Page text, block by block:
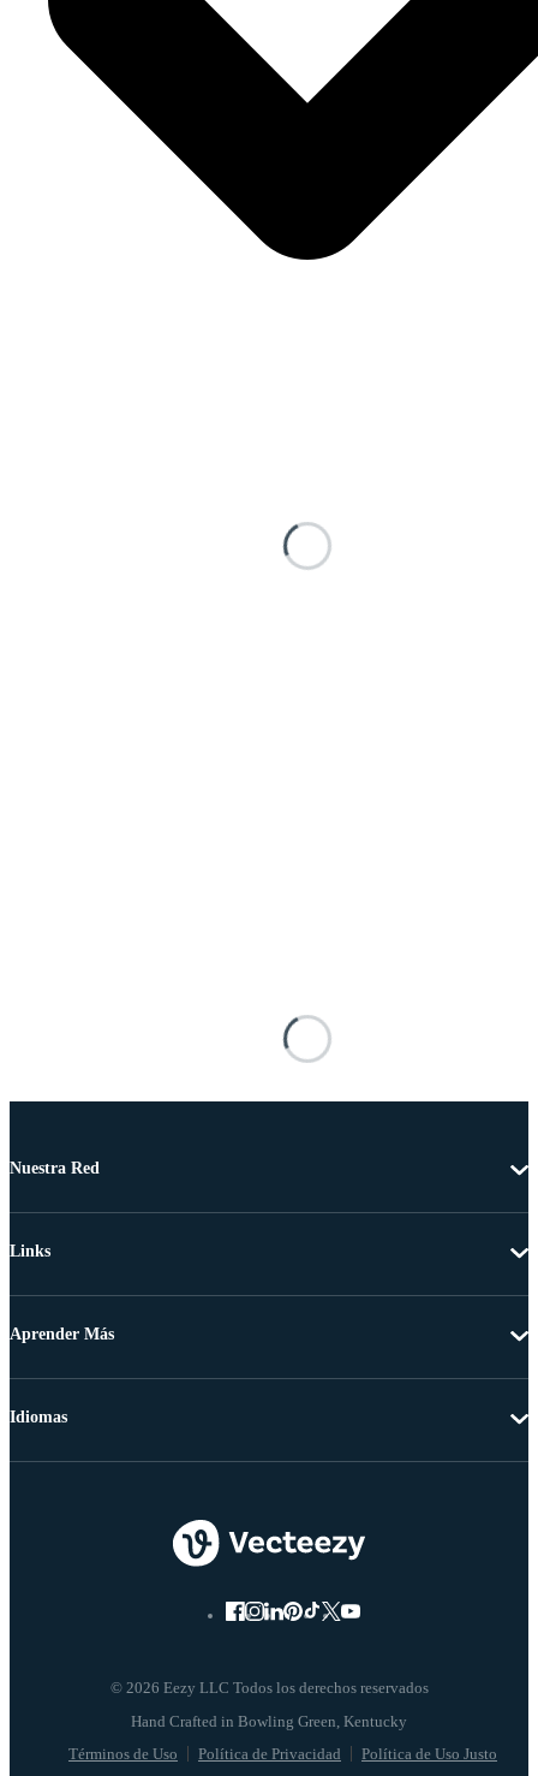
Nuestra Red
Links
Aprender Más
© 2026 Eezy LLC Todos los derechos reservados
Términos de Uso Política de Privacidad Política de Uso Justo
Idiomas